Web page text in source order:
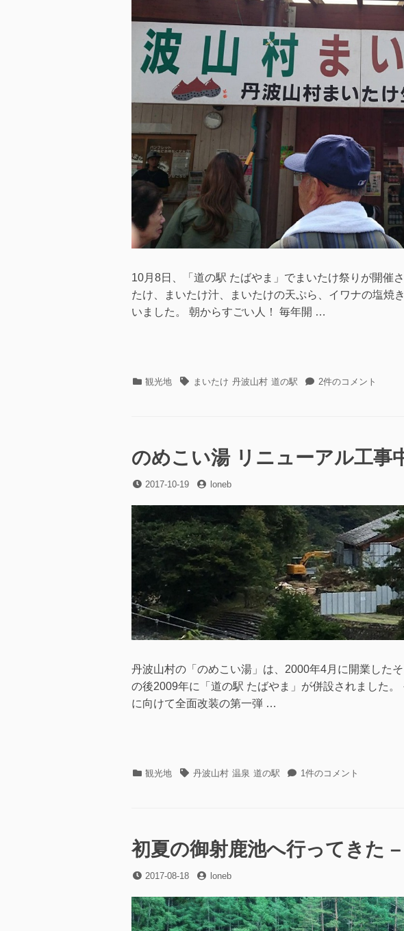
プ
ン
へ
の
10月8日、「道の駅 たばやま」でまいたけ祭りが開催
たけ、まいたけ汁、まいたけの天ぷら、イワナの塩焼
いました。 朝からすごい人！ 毎年開 …
カ 観光地
タ
まいたけ 丹波山村 道の駅
ま
り
へ
て
き
た！
へ
の
2件のコメント
のめこい湯 リニューアル工事
投
2017-10-19
投loneb
丹波山村の「のめこい湯」は、2000年4月に開業した
の後2009年に「道の駅 たばやま」が併設されました
に向けて全面改装の第一弾 …
カ 観光地
タ 丹波山村 温泉 道の駅
の
リ
ニ
ア
ル
工
1件のコメント
初夏の御射鹿池へ行ってきた
投
日
2017-08-18
投
者
loneb